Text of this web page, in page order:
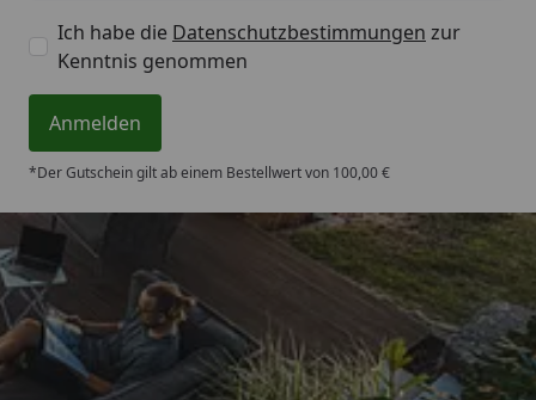
Ich habe die Datenschutzbestimmungen zur
Kenntnis genommen
Anmelden
*Der Gutschein gilt ab einem Bestellwert von 100,00 €
Trusted Shops
4,71/ 5